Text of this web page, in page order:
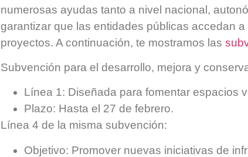
numerosas ayudas tanto a nivel nacional,
garantizar que las entidades públicas accedan
proyectos. A continuación, te mostramos las
Subvención para el desarrollo, mejora y
Línea 1: Diseñada para fomentar espacios
Plazo: Hasta el 27 de febrero.
Línea 4 de la misma subvención:
Objetivo: Promover nuevas iniciativas de